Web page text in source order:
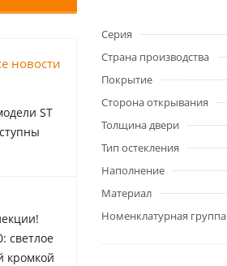
Серия
Страна производства
Покрытие
Сторона открывания
Толщина двери
Тип остекления
Наполнение
Материал
Номенклатурная группа
новости
ST
светлое
кромкой